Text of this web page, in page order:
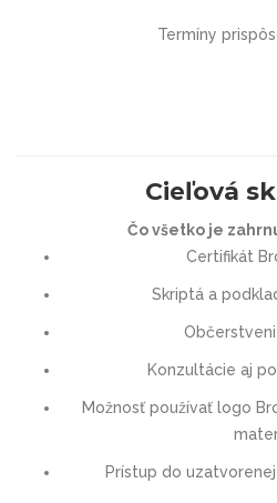
Termíny
Cieľová
Čo všetko je
Certifikát
Skriptá a
Konzultácie aj
Možnosť používať logo
Prístup do